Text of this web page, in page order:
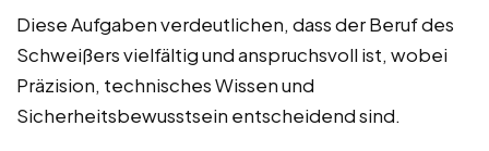
Diese Aufgaben verdeutlichen, dass der Beruf des
Schweißers vielfältig und anspruchsvoll ist, wobei
Präzision, technisches Wissen und
Sicherheitsbewusstsein entscheidend sind.